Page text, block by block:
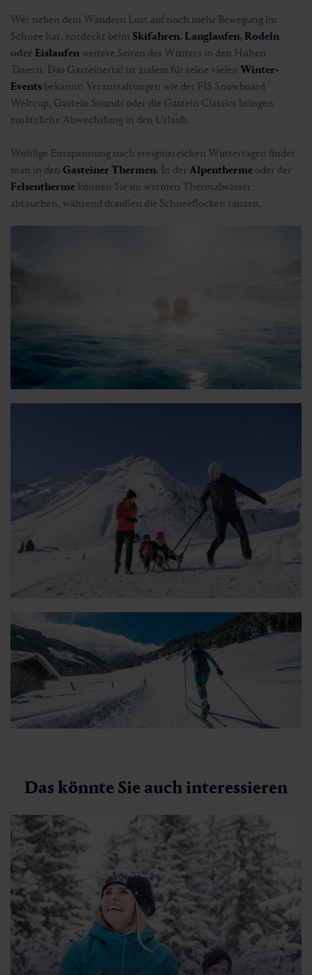
Kaiserin-Elisabeth-Promenade
(Winter)
🏀 🔖 🜏
30 hm
🞽
Entlang der alten Bundesstraße nach
Harbach (Winter)
Präaubauer - Luggau (Winter)
Wer neben dem Wandern Lust auf noch mehr Bewegung im
Schnee hat, entdeckt beim Skifahren, Langlaufen, Rodeln
oder Eislaufen weitere Seiten des Winters in den Hohen
Tauern. Das Gasteinertal ist zudem für seine vielen Winter-
Events bekannt: Veranstaltungen wie der FIS Snowboard
Weltcup, Gastein Sounds oder die Gastein Classics bringen
zusätzliche Abwechslung in den Urlaub.
Wohlige Entspannung nach ereignisreichen Wintertagen findet
man in den Gasteiner Thermen. In der Alpentherme oder der
Felsentherme können Sie im warmen Thermalwasser
abtauchen, während draußen die Schneeflocken tanzen.
Das könnte Sie auch interessieren